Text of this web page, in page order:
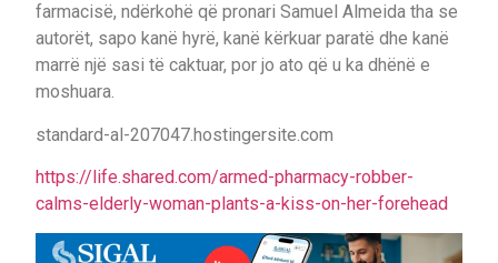
farmacisë, ndërkohë që pronari Samuel Almeida tha se
autorët, sapo kanë hyrë, kanë kërkuar paratë dhe kanë
marrë një sasi të caktuar, por jo ato që u ka dhënë e
moshuara.
standard-al-207047.hostingersite.com
https://life.shared.com/armed-pharmacy-robber-
calms-elderly-woman-plants-a-kiss-on-her-forehead